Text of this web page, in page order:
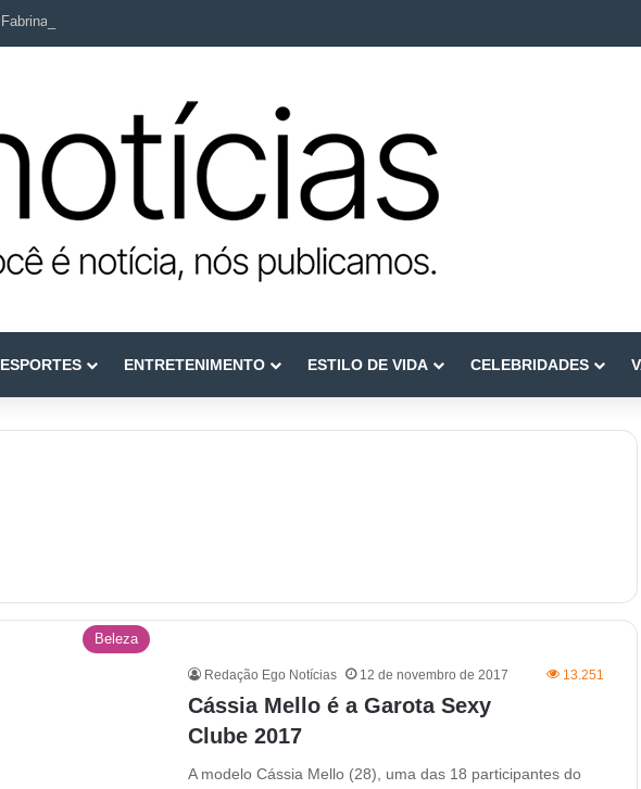
Fabrina Mahin e a arte de reconstruir confiança
ESPORTES ENTRETENIMENTO ESTILO DE VIDA CELEBRIDADES
Beleza
Redação Ego Notícias 12 de novembro de 2017 13.251
Cássia Mello é a Garota Sexy
Clube 2017
A modelo Cássia Mello (28), uma das 18 participantes do